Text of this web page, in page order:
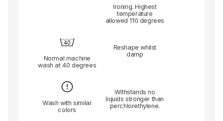
Ironing. Highest
temperature
allowed 110 degrees
Normal machine
wash at 40 degrees
Reshape whilst
damp
Wash with similar
colors
Withstands no
liquids stronger than
perchlorethylene.